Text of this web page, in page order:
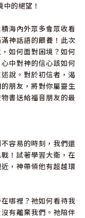
的絕望！
海內外眾多會眾收看
神話語的餵養！此次
如何面對困境？如何
中對神的信心該如何
說。對於初信者，渴
朋友，將對你屬靈生
書送給福音朋友的最
容易的時刻，我們還
！試著學習大衛，在
，神帶領他有超越環
哪裡？祂如何看待我
有離棄我們。祂陪伴